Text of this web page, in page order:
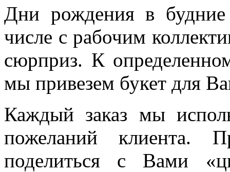
Дни рождения в
числе с рабочим
сюрприз. К
мы привезем букет для
Каждый заказ мы
пожеланий клиента.
поделиться с Вами